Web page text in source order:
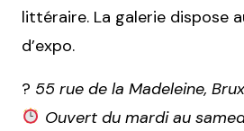
littéraire. La galerie dispose
d’expo.
? 55 rue de la Madeleine,
Ouvert du mardi au